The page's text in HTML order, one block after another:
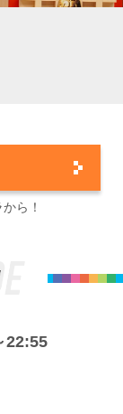
ら！
22:55